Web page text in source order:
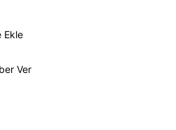
Ekle
Ver